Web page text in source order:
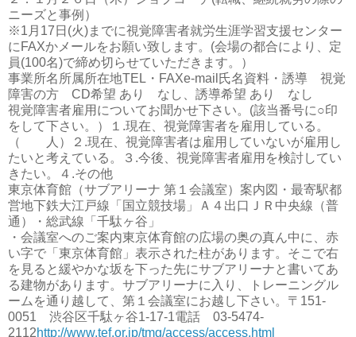
ニーズと事例）
※1月17日(火)までに視覚障害者就労生涯学習支援センター
にFAXかメールをお願い致します。(会場の都合により、定
員(100名)で締め切らせていただきます。）
事業所名所属所在地TEL・FAXe-mail氏名資料・誘導 視覚
障害の方 CD希望 あり なし、誘導希望 あり なし
視覚障害者雇用についてお聞かせ下さい。(該当番号に○印
をして下さい。）１.現在、視覚障害者を雇用している。
（ 人）２.現在、視覚障害者は雇用していないが雇用し
たいと考えている。３.今後、視覚障害者雇用を検討してい
きたい。４.その他
東京体育館（サブアリーナ 第１会議室）案内図・最寄駅都
営地下鉄大江戸線「国立競技場」Ａ４出口ＪＲ中央線（普
通）・総武線「千駄ヶ谷」
・会議室へのご案内東京体育館の広場の奥の真ん中に、赤
い字で「東京体育館」表示された柱があります。そこで右
を見ると緩やかな坂を下った先にサブアリーナと書いてあ
る建物があります。サブアリーナに入り、トレーニングル
ームを通り越して、第１会議室にお越し下さい。〒151-
0051 渋谷区千駄ヶ谷1-17-1電話 03-5474-
2112http://www.tef.or.jp/tmg/access/access.html